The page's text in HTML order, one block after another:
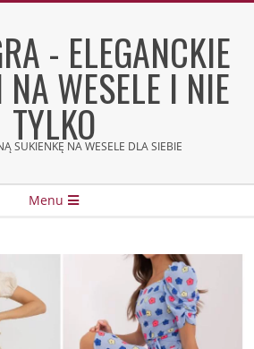
- ELEGANCKIE
WESELE I NIE
TYLKO
SUKIENKĘ NA WESELE DLA SIEBIE
Menu